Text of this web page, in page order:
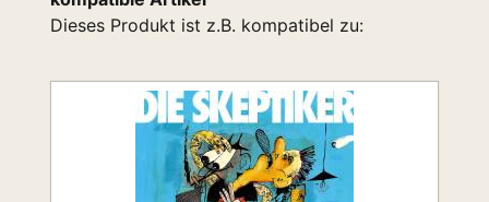
Dieses Produkt ist z.B. kompatibel zu: